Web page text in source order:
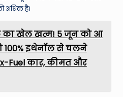
अधिक है।
का खेल खत्म! 5 जून को आ
100% इथेनॉल से चलने
Fuel कार, कीमत और